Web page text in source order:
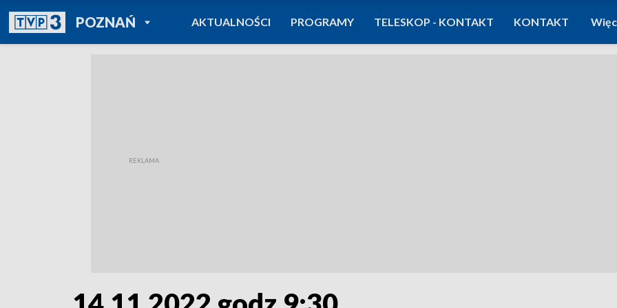
POZNAŃPOWRÓT DO
TVP REGIONY
AKTUALNOŚCI PROGRAMY TELESKOP - KONTAKT KONTAKT